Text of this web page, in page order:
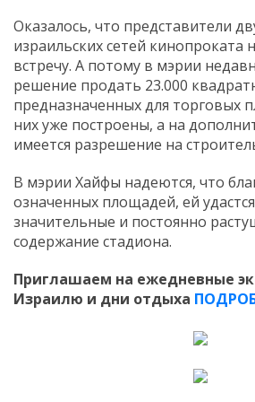
Оказалось, что представители
израильских сетей кинопроката
встречу. А потому в мэрии
решение продать 23.000
предназначенных для торговых
них уже построены, а на
имеется разрешение на
В мэрии Хайфы надеются, что
означенных площадей, ей
значительные и постоянно
содержание стадиона.
Приглашаем на ежедневные
Израилю и дни отдыха